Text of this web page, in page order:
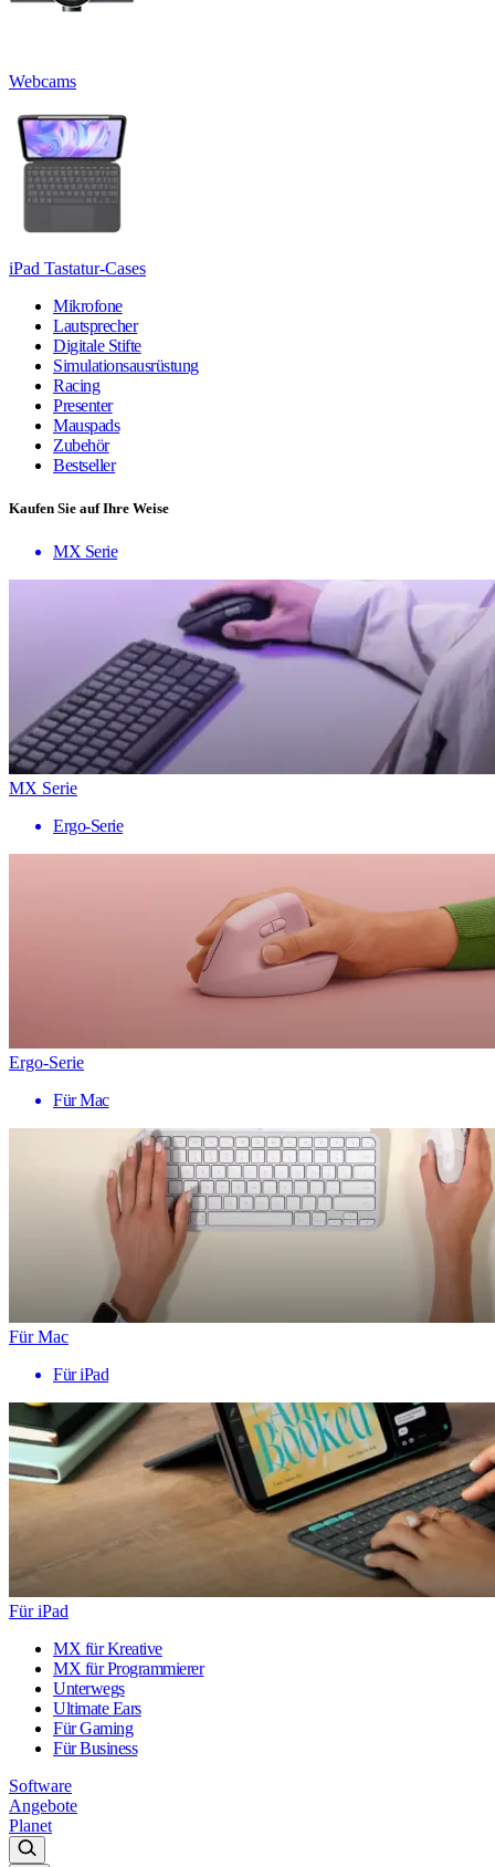
Webcams
iPad Tastatur-Cases
Mikrofone
Lautsprecher
Digitale Stifte
Simulationsausrüstung
Racing
Presenter
Mauspads
Zubehör
Bestseller
Kaufen Sie auf Ihre Weise
MX Serie
MX Serie
Ergo-Serie
Ergo-Serie
Für Mac
Für Mac
Für iPad
Für iPad
MX für Kreative
MX für Programmierer
Unterwegs
Ultimate Ears
Für Gaming
Für Business
Software
Angebote
Planet